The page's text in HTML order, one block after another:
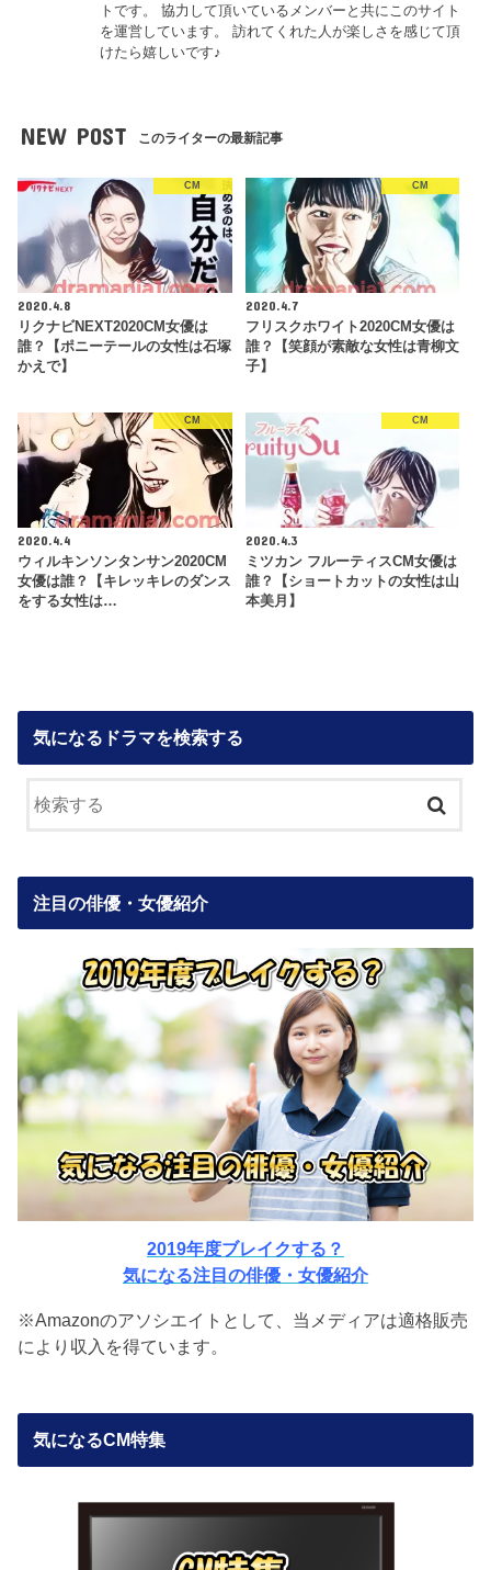
トです。 協力して頂いているメンバーと共にこのサイト
を運営しています。 訪れてくれた人が楽しさを感じて頂
けたら嬉しいです♪
NEW POST このライターの最新記事
CM
2020.4.8
リクナビNEXT2020CM女優は
誰？【ポニーテールの女性は石塚
かえで】
CM
2020.4.7
フリスクホワイト2020CM女優は
誰？【笑顔が素敵な女性は青柳文
子】
CM
2020.4.4
ウィルキンソンタンサン2020CM
女優は誰？【キレッキレのダンス
をする女性は…
CM
2020.4.3
ミツカン フルーティスCM女優は
誰？【ショートカットの女性は山
本美月】
気になるドラマを検索する
注目の俳優・女優紹介
2019年度ブレイクする？
気になる注目の俳優・女優紹介
※Amazonのアソシエイトとして、当メディアは適格販売
により収入を得ています。
気になるCM特集